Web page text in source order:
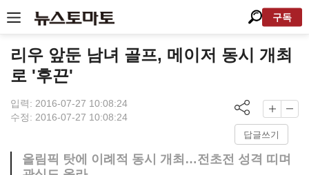
구독
리우 앞둔 남녀 골프, 메이저 동시 개최
로 '후끈'
입력: 2016-07-27 10:08:24
수정: 2016-07-27 10:08:24
답글쓰기
올림픽 탓에 이례적 동시 개최…전초전 성격 띠며